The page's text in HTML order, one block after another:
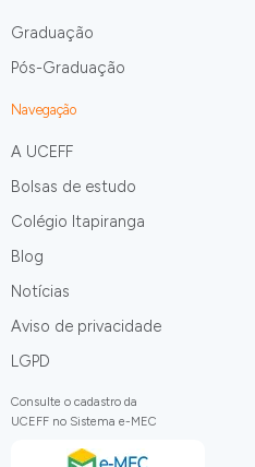
Graduação
Pós-Graduação
Navegação
A UCEFF
Bolsas de estudo
Colégio Itapiranga
Blog
Notícias
Aviso de privacidade
LGPD
Consulte o cadastro da
UCEFF no Sistema e-MEC